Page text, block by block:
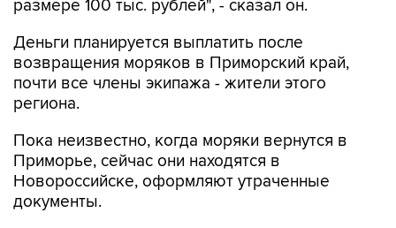
размере 100 тыс. рублей", - сказал он.
Деньги планируется выплатить после
возвращения моряков в Приморский край,
почти все члены экипажа - жители этого
региона.
Пока неизвестно, когда моряки вернутся в
Приморье, сейчас они находятся в
Новороссийске, оформляют утраченные
документы.